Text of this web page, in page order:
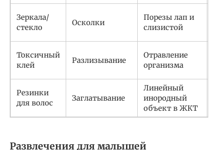
Зеркала/
стекло
Осколки
Порезы лап и
слизистой
Токсичный
клей
Разлизывание
Отравление
организма
Резинки
для волос
Заглатывание
Линейный
инородный
объект в ЖКТ
Развлечения для малышей